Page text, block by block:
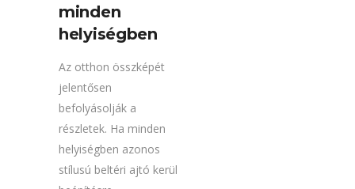
minden
helyiségben
Az otthon összképét
jelentősen
befolyásolják a
részletek. Ha minden
helyiségben azonos
stílusú beltéri ajtó kerül